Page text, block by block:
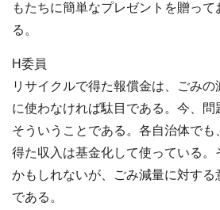
もたちに簡単なプレゼントを贈っ
る。
H委員
リサイクルで得た報償金は、ごみの
に使わなければ駄目である。今、問
そういうことである。各自治体でも
得た収入は基金化して使っている。
かもしれないが、ごみ減量に対する
である。